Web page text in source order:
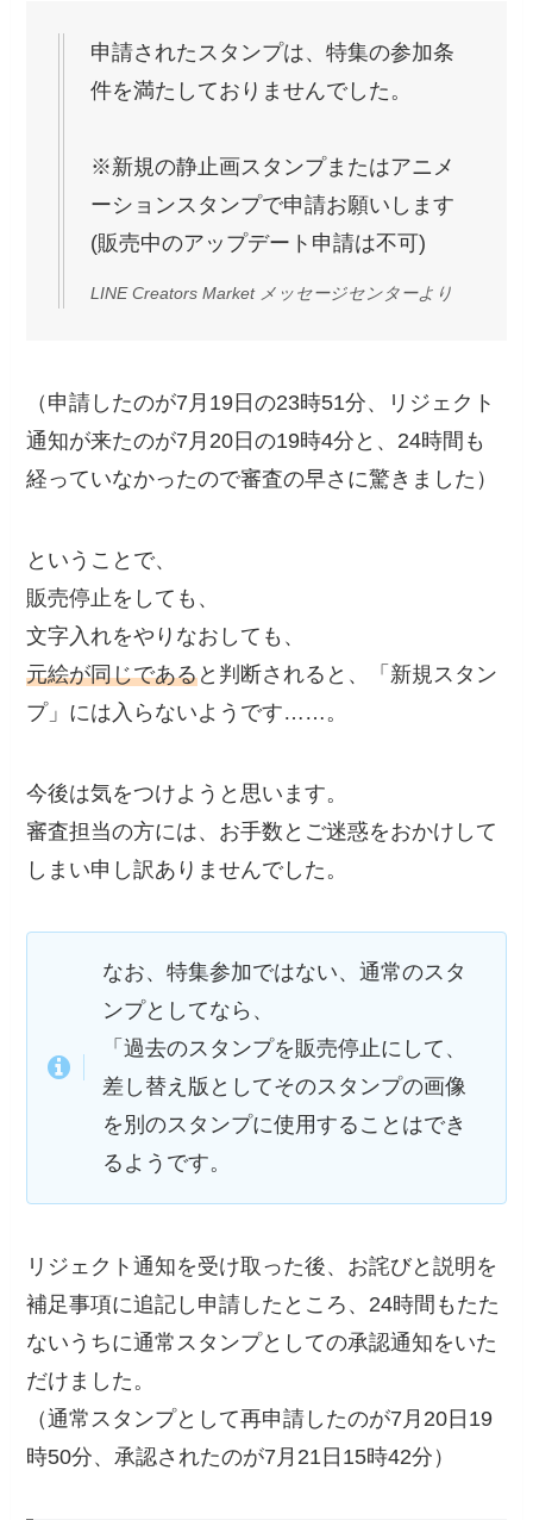
申請されたスタンプは、特集の参加条
件を満たしておりませんでした。
※新規の静止画スタンプまたはアニメ
ーションスタンプで申請お願いします
(販売中のアップデート申請は不可)
LINE Creators Market メッセージセンターより
（申請したのが7月19日の23時51分、リジェクト
通知が来たのが7月20日の19時4分と、24時間も
経っていなかったので審査の早さに驚きました）
ということで、
販売停止をしても、
文字入れをやりなおしても、
元絵が同じであると判断されると、「新規スタン
プ」には入らないようです……。
今後は気をつけようと思います。
審査担当の方には、お手数とご迷惑をおかけして
しまい申し訳ありませんでした。
なお、特集参加ではない、通常のスタ
ンプとしてなら、
「過去のスタンプを販売停止にして、
差し替え版としてそのスタンプの画像
を別のスタンプに使用することはでき
るようです。
リジェクト通知を受け取った後、お詫びと説明を
補足事項に追記し申請したところ、24時間もたた
ないうちに通常スタンプとしての承認通知をいた
だけました。
（通常スタンプとして再申請したのが7月20日19
時50分、承認されたのが7月21日15時42分）